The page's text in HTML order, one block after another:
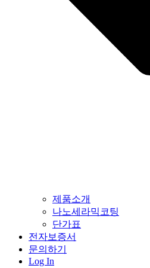
제품소개
나노세라믹코팅
단가표
전자보증서
문의하기
Log In